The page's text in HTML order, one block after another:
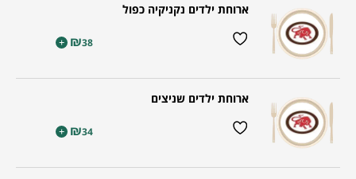
ארוחת ילדים נקניקיה כפול
₪38
+
ארוחת ילדים שניצים
₪34
+